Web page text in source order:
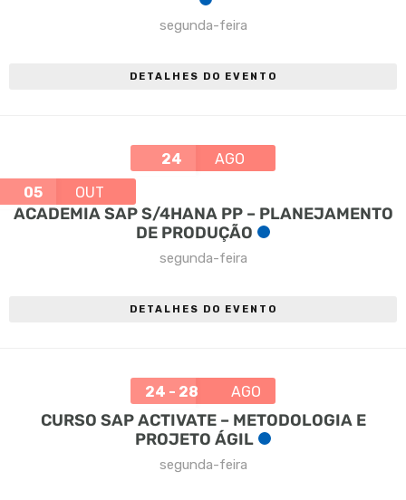
segunda-feira
DETALHES DO EVENTO
24
AGO
05
OUT
ACADEMIA SAP S/4HANA PP – PLANEJAMENTO
DE PRODUÇÃO
segunda-feira
DETALHES DO EVENTO
24 - 28 AGO
CURSO SAP ACTIVATE – METODOLOGIA E
PROJETO ÁGIL
segunda-feira